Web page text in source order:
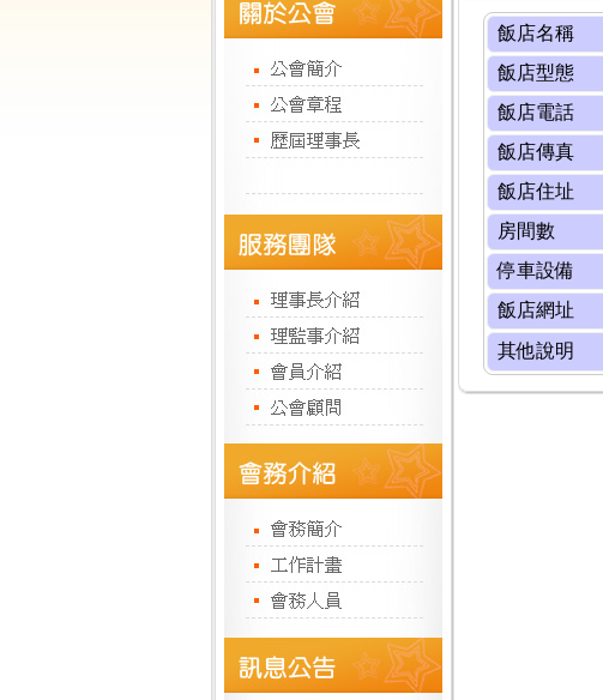
飯店名稱
飯店型態
飯店電話
飯店傳真
飯店住址
房間數
停車設備
飯店網址
其他說明